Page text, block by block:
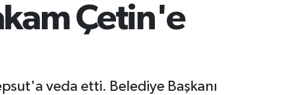
%-14
Çetin'e
veda etti. Belediye Başkanı